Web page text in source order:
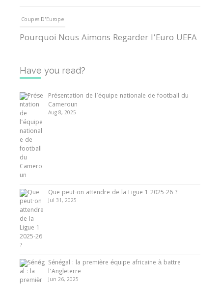
Coupes D'Europe
Pourquoi Nous Aimons Regarder l’Euro UEFA
Internationales
Tout ce que vous devez savoir sur la Coupe
d’Afrique des Nations
10 May 2024
Internationales
Présentation de l’équipe nationale de football
du Cameroun
Have you read?
Présentation de l’équipe nationale de football du
Cameroun
Aug 8, 2025
Que peut-on attendre de la Ligue 1 2025-26 ?
Jul 31, 2025
Sénégal : la première équipe africaine à battre
l’Angleterre
Jun 26, 2025